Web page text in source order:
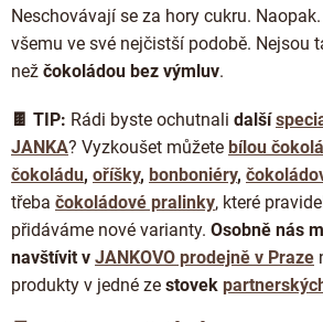
Neschovávají se za hory cukru.
všemu ve své nejčistší podobě. Nejsou
než čokoládou bez výmluv.
🍫 TIP: Rádi byste ochutnali další
JANKA? Vyzkoušet můžete bílou
čokoládu, oříšky, bonboniéry,
třeba čokoládové pralinky, které
přidáváme nové varianty. Osobně nás
navštívit v JANKOVO prodejně v Praze
produkty v jedné ze stovek